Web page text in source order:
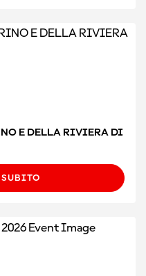
E DELLA RIVIERA DI
SUBITO